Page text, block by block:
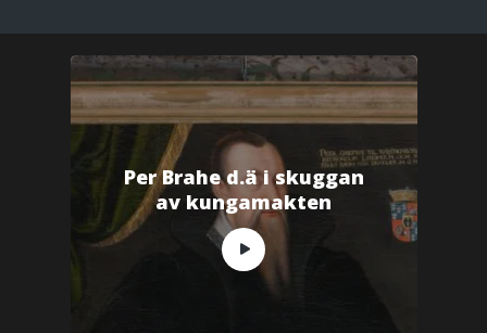
Per Brahe d.ä i skuggan
av kungamakten